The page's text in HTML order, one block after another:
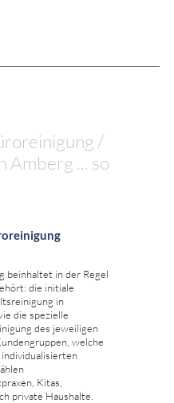
/
Amberg ... so
beinhaltet in der Regel
die initiale
in
die spezielle
des jeweiligen
welche
Kitas,
private Haushalte.